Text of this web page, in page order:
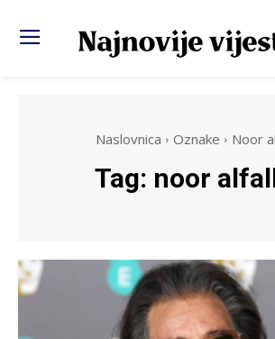
Naslovnica Oznake Noor
Tag: noor